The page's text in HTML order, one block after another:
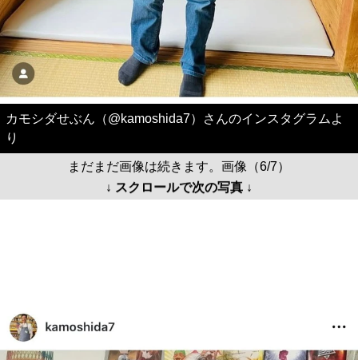
カモシダせぶん（@kamoshida7）さんのインスタグラムよ
り
まだまだ画像は続きます。画像（6/7）
↓ スクロールで次の写真 ↓